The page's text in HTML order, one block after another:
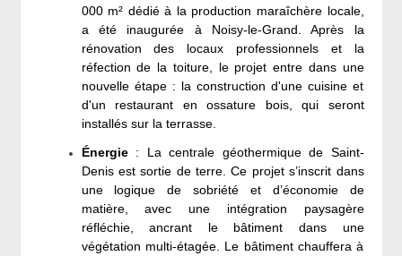
000 m² dédié à la production maraîchère locale,
a été inaugurée à Noisy-le-Grand. Après la
rénovation des locaux professionnels et la
réfection de la toiture, le projet entre dans une
nouvelle étape : la construction d'une cuisine et
d'un restaurant en ossature bois, qui seront
installés sur la terrasse.
Énergie: La centrale géothermique de Saint-
Denis est sortie de terre. Ce projet s’inscrit dans
une logique de sobriété et d’économie de
matière, avec une intégration paysagère
réfléchie, ancrant le bâtiment dans une
végétation multi-étagée. Le bâtiment chauffera à